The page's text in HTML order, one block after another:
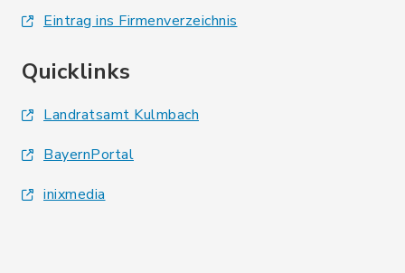
Eintrag ins Firmenverzeichnis
Quicklinks
Landratsamt Kulmbach
BayernPortal
inixmedia